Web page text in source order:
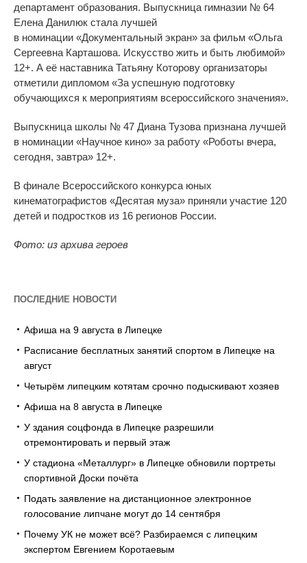
департамент образования. Выпускница гимназии № 64
Елена Данилюк стала лучшей
в номинации «Документальный экран» за фильм «Ольга
Сергеевна Карташова. Искусство жить и быть любимой»
12+. А её наставника Татьяну Которову организаторы
отметили дипломом «За успешную подготовку
обучающихся к мероприятиям всероссийского значения».
Выпускница школы № 47 Диана Тузова признана лучшей
в номинации «Научное кино» за работу «Роботы вчера,
сегодня, завтра» 12+.
В финале Всероссийского конкурса юных
кинематографистов «Десятая муза» приняли участие 120
детей и подростков из 16 регионов России.
Фото: из архива героев
ПОСЛЕДНИЕ НОВОСТИ
Афиша на 9 августа в Липецке
Расписание бесплатных занятий спортом в Липецке на
август
Четырём липецким котятам срочно подыскивают хозяев
Афиша на 8 августа в Липецке
У здания соцфонда в Липецке разрешили
отремонтировать и первый этаж
У стадиона «Металлург» в Липецке обновили портреты
спортивной Доски почёта
Подать заявление на дистанционное электронное
голосование липчане могут до 14 сентября
Почему УК не может всё? Разбираемся с липецким
экспертом Евгением Коротаевым